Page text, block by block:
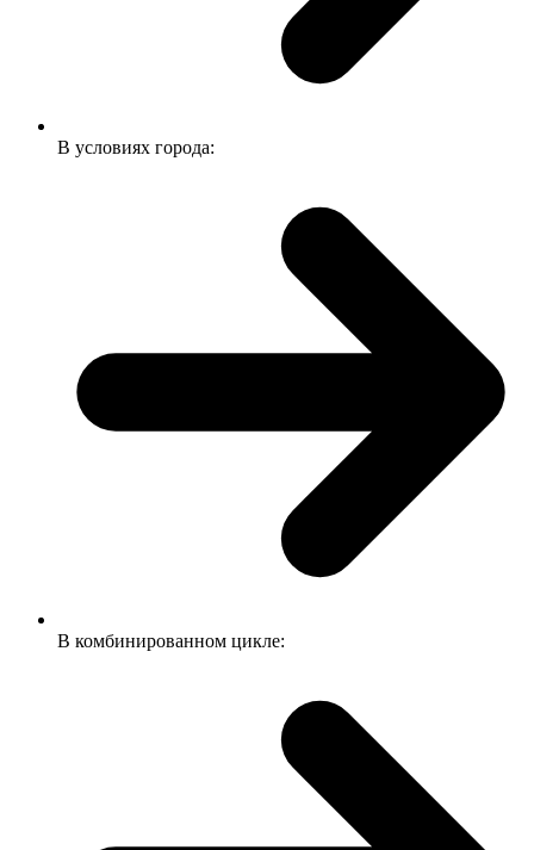
В условиях города:
В комбинированном цикле: